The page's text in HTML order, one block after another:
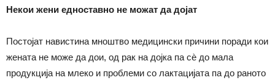
Некои жени едноставно не можат да дојат
Постојат навистина мноштво медицински причини поради кои
жената не може да дои, од рак на дојка па сѐ до мала
продукција на млеко и проблеми со лактацијата па до раното